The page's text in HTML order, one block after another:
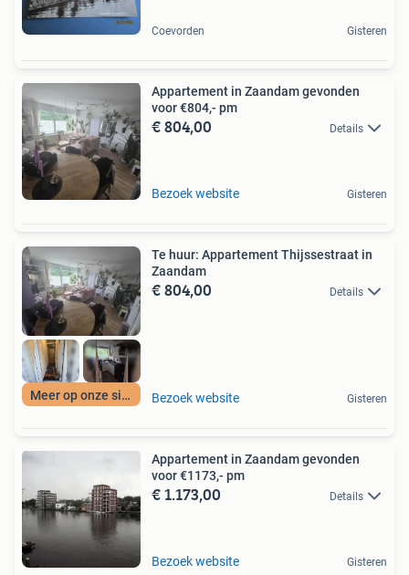
Coevorden Gisteren
Appartement in Zaandam gevonden
voor €804,- pm
€ 804,00 Details
Bezoek website Gisteren
Meer op onze site
Te huur: Appartement Thijssestraat in
Zaandam
€ 804,00 Details
Bezoek website Gisteren
Appartement in Zaandam gevonden
voor €1173,- pm
€ 1.173,00 Details
Bezoek website Gisteren